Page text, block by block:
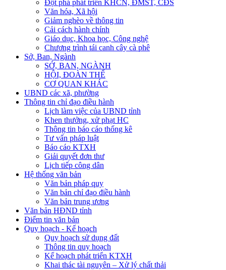
Đột phá phát triển KHCN, ĐMST, CĐS
Văn hóa, Xã hội
Giảm nghèo về thông tin
Cải cách hành chính
Giáo dục, Khoa học, Công nghệ
Chương trình tái canh cây cà phê
Sở, Ban, Ngành
SỞ, BAN, NGÀNH
HỘI, ĐOÀN THỂ
CƠ QUAN KHÁC
UBND các xã, phường
Thông tin chỉ đạo điều hành
Lịch làm việc của UBND tỉnh
Khen thưởng, xử phạt HC
Thông tin báo cáo thống kê
Tư vấn pháp luật
Báo cáo KTXH
Giải quyết đơn thư
Lịch tiếp công dân
Hệ thống văn bản
Văn bản pháp quy
Văn bản chỉ đạo điều hành
Văn bản trung ương
Văn bản HĐND tỉnh
Điểm tin văn bản
Quy hoạch - Kế hoạch
Quy hoạch sử dụng đất
Thông tin quy hoạch
Kế hoạch phát triển KTXH
Khai thác tài nguyên – Xử lý chất thải